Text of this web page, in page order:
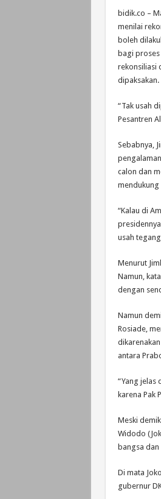
bidik.co –
menilai
boleh
bagi
rekonsiliasi
dipaksakan.
“Tak usah
Pesantren
Sebabnya,
calon dan
“Kalau di
usah
Menurut
Namun,
dengan
Namun
Rosiade,
antara
“Yang jelas
karena Pak
Meski
Widodo
bangsa
Di mata
gubernur